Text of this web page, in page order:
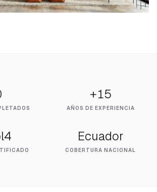
+15
AÑOS DE EXPERIENCIA
Ecuador
COBERTURA NACIONAL